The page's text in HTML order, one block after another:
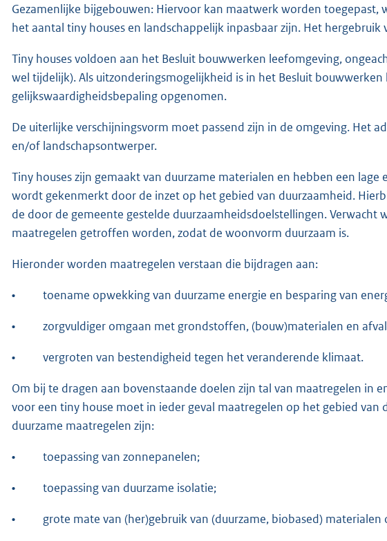
Gezamenlijke bijgebouwen: Hiervoor kan maatwerk worden
het aantal tiny houses en landschappelijk inpasbaar zijn. Het
Tiny houses voldoen aan het Besluit bouwwerken leefomgeving,
wel tijdelijk). Als uitzonderingsmogelijkheid is in het Besluit bouwwerken
gelijkswaardigheidsbepaling opgenomen.
De uiterlijke verschijningsvorm moet passend zijn in de omgeving. Het
en/of landschapsontwerper.
Tiny houses zijn gemaakt van duurzame materialen en hebben een
wordt gekenmerkt door de inzet op het gebied van duurzaamheid.
de door de gemeente gestelde duurzaamheidsdoelstellingen. Verwacht
maatregelen getroffen worden, zodat de woonvorm duurzaam is.
Hieronder worden maatregelen verstaan die bijdragen aan:
• toename opwekking van duurzame energie en besparing van
• zorgvuldiger omgaan met grondstoffen, (bouw)materialen en
• vergroten van bestendigheid tegen het veranderende klimaat.
Om bij te dragen aan bovenstaande doelen zijn tal van maatregelen in
voor een tiny house moet in ieder geval maatregelen op het gebied van
duurzame maatregelen zijn:
• toepassing van zonnepanelen;
• toepassing van duurzame isolatie;
• grote mate van (her)gebruik van (duurzame, biobased)